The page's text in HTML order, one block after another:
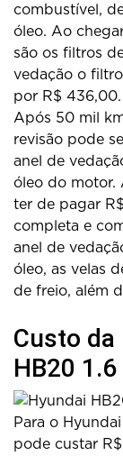
combustível,
óleo. Ao
são os filtros
vedação o
por R$ 436,00.
Após 50 mil
revisão pode
anel de
óleo do motor.
ter de pagar
completa e
anel de
óleo, as velas
de freio, além
Custo da
HB20
Para o
pode custar